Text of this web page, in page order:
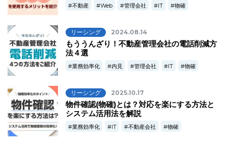
不動産 Web 管理会社 IT 物確
リーシング 2024.08.14
もううんざり！不動産管理会社の電話削減方
法４選
業務効率化 内見 管理会社 IT 物確
リーシング 2025.10.17
物件確認(物確)とは？対応を楽にする方法と
システム活用法を解説
業務効率化 IT 不動産会社 物確